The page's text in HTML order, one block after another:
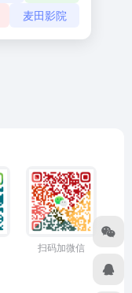
麦田影院
扫码加微信